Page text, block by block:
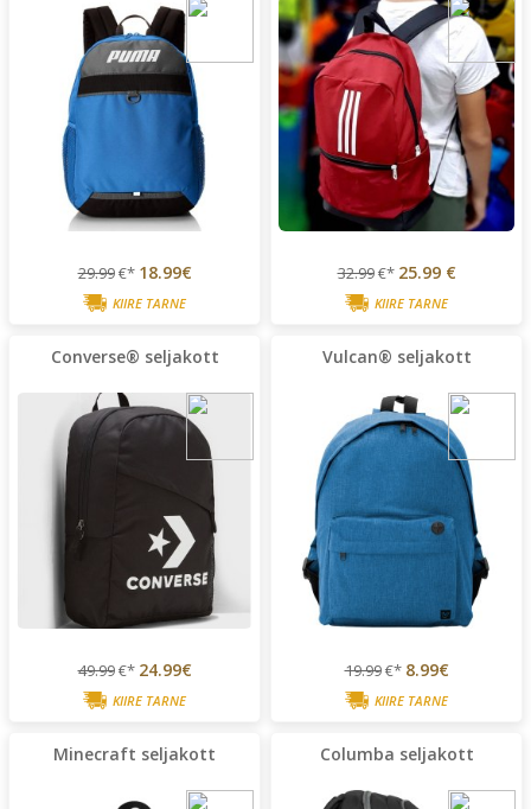
29.99€* 18.99€
KIIRE TARNE
32.99€* 25.99 €
KIIRE TARNE
Converse® seljakott
49.99€* 24.99€
KIIRE TARNE
Vulcan® seljakott
19.99€* 8.99€
KIIRE TARNE
Minecraft seljakott Columba seljakott